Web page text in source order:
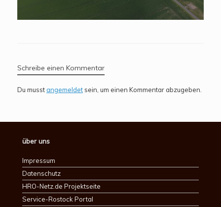
Schreibe einen Kommentar
Du musst angemeldet sein, um einen Kommentar abzugeben.
über uns
Impressum
Datenschutz
HRO-Netz.de Projektseite
Service-Rostock Portal